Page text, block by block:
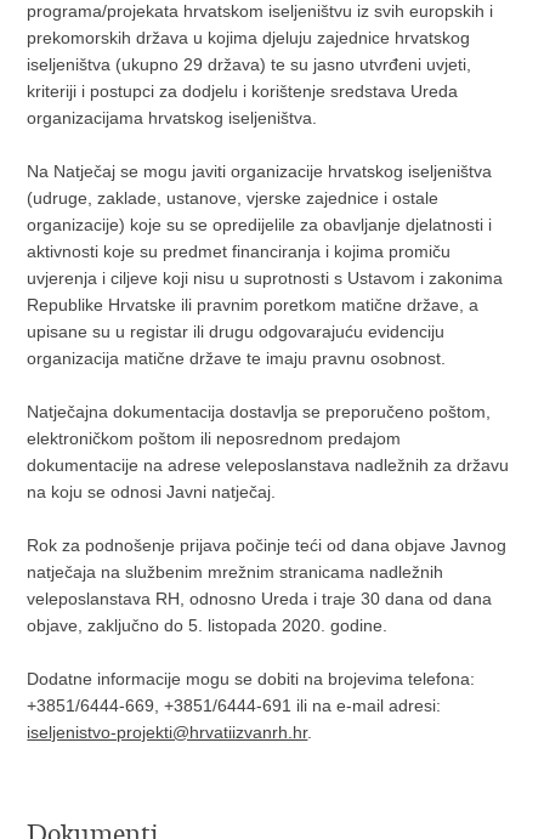
programa/projekata hrvatskom iseljeništvu iz svih europskih i
prekomorskih država u kojima djeluju zajednice hrvatskog
iseljeništva (ukupno 29 država) te su jasno utvrđeni uvjeti,
kriteriji i postupci za dodjelu i korištenje sredstava Ureda
organizacijama hrvatskog iseljeništva.
Na Natječaj se mogu javiti organizacije hrvatskog iseljeništva
(udruge, zaklade, ustanove, vjerske zajednice i ostale
organizacije) koje su se opredijelile za obavljanje djelatnosti i
aktivnosti koje su predmet financiranja i kojima promiču
uvjerenja i ciljeve koji nisu u suprotnosti s Ustavom i zakonima
Republike Hrvatske ili pravnim poretkom matične države, a
upisane su u registar ili drugu odgovarajuću evidenciju
organizacija matične države te imaju pravnu osobnost.
Natječajna dokumentacija dostavlja se preporučeno poštom,
elektroničkom poštom ili neposrednom predajom
dokumentacije na adrese veleposlanstava nadležnih za državu
na koju se odnosi Javni natječaj.
Rok za podnošenje prijava počinje teći od dana objave Javnog
natječaja na službenim mrežnim stranicama nadležnih
veleposlanstava RH, odnosno Ureda i traje 30 dana od dana
objave, zaključno do 5. listopada 2020. godine.
Dodatne informacije mogu se dobiti na brojevima telefona:
+3851/6444-669, +3851/6444-691 ili na e-mail adresi:
iseljenistvo-projekti@hrvatiizvanrh.hr.